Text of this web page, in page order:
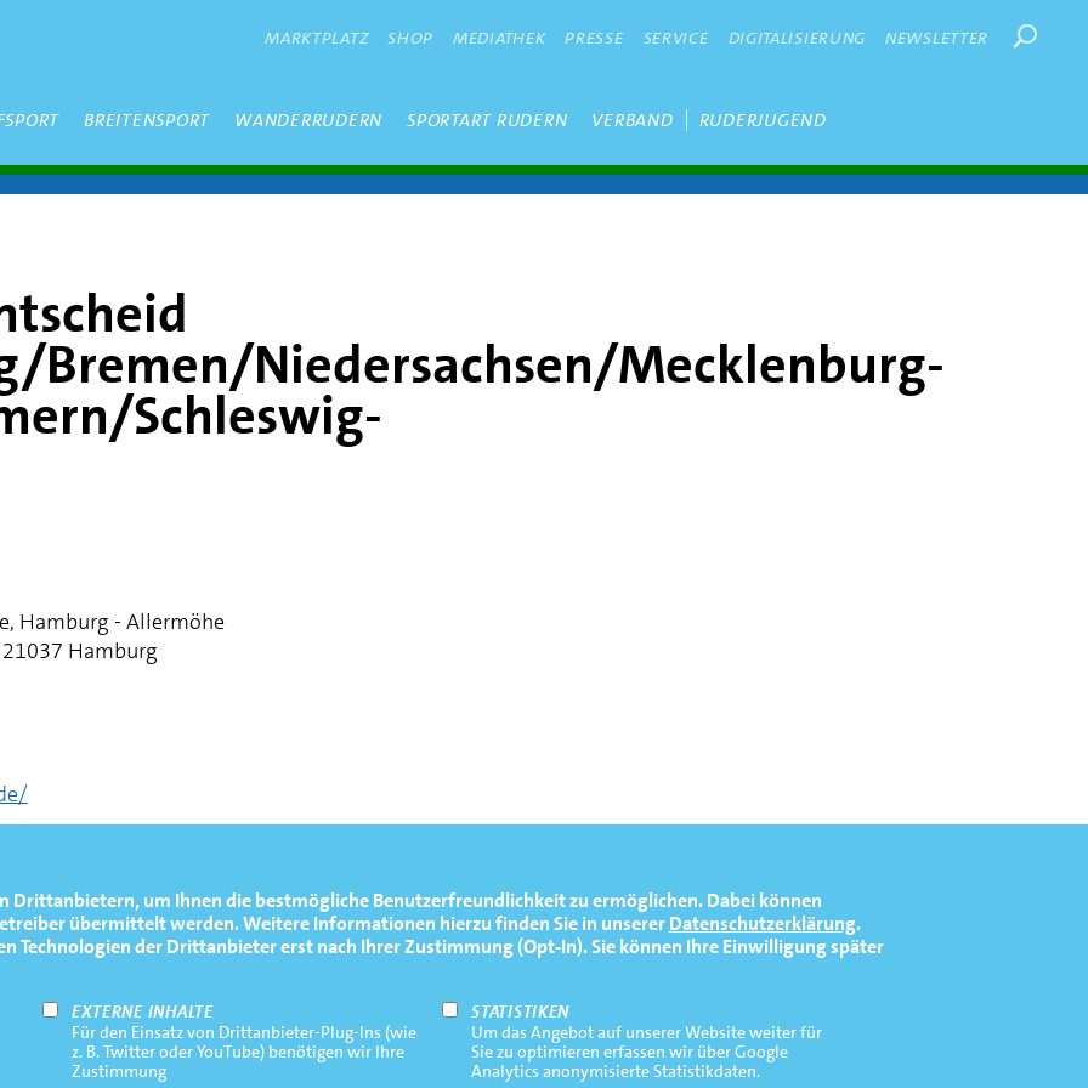
Drittanbietern, um Ihnen die bestmögliche Benutzerfreundlichkeit zu ermöglichen. Dabei können
übermittelt werden. Weitere Informationen hierzu finden Sie in unsererDatenschutzerklärung.
Technologien der Drittanbieter erst nach Ihrer Zustimmung (Opt-In). Sie können Ihre Einwilligung später
EXTERNE INHALTE
Für den Einsatz von Drittanbieter-Plug-Ins (wie
z. B. Twitter oder YouTube) benötigen wir Ihre
Zustimmung
STATISTIKEN
Um das Angebot auf unserer Website weiter für
Sie zu optimieren erfassen wir über Google
Analytics anonymisierte Statistikdaten.
METANAVIGATION
MARKTPLATZ SHOP MEDIATHEK PRESSE SERVICE DIGITALISIERUNG NEWSLETTER
BREITENSPORT WANDERRUDERN SPORTART RUDERN VERBAND RUDERJUGEND
Bremen/Niedersachsen/Mecklenburg-
Schleswig-
Hamburg - Allermöhe
Hamburg